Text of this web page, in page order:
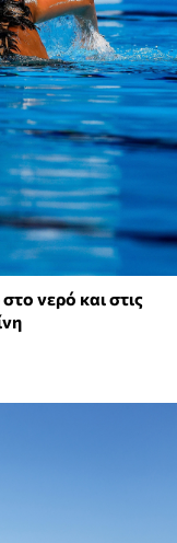
νερό και στις